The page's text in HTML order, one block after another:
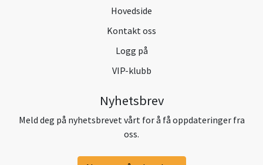
Hovedside
Kontakt oss
Logg på
VIP-klubb
Nyhetsbrev
Meld deg på nyhetsbrevet vårt for å få oppdateringer fra
oss.